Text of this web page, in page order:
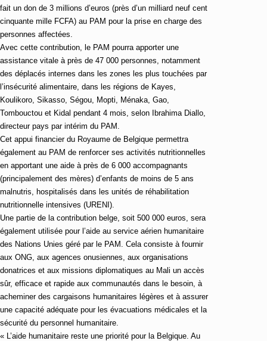
fait un don de 3 millions d’euros (près d’un milliard neuf cent
cinquante mille FCFA) au PAM pour la prise en charge des
personnes affectées.
Avec cette contribution, le PAM pourra apporter une
assistance vitale à près de 47 000 personnes, notamment
des déplacés internes dans les zones les plus touchées par
l’insécurité alimentaire, dans les régions de Kayes,
Koulikoro, Sikasso, Ségou, Mopti, Ménaka, Gao,
Tombouctou et Kidal pendant 4 mois, selon Ibrahima Diallo,
directeur pays par intérim du PAM.
Cet appui financier du Royaume de Belgique permettra
également au PAM de renforcer ses activités nutritionnelles
en apportant une aide à près de 6 000 accompagnants
(principalement des mères) d’enfants de moins de 5 ans
malnutris, hospitalisés dans les unités de réhabilitation
nutritionnelle intensives (URENI).
Une partie de la contribution belge, soit 500 000 euros, sera
également utilisée pour l’aide au service aérien humanitaire
des Nations Unies géré par le PAM. Cela consiste à fournir
aux ONG, aux agences onusiennes, aux organisations
donatrices et aux missions diplomatiques au Mali un accès
sûr, efficace et rapide aux communautés dans le besoin, à
acheminer des cargaisons humanitaires légères et à assurer
une capacité adéquate pour les évacuations médicales et la
sécurité du personnel humanitaire.
« L’aide humanitaire reste une priorité pour la Belgique. Au